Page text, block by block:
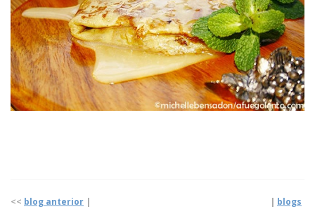
<< blog anterior | | blogs